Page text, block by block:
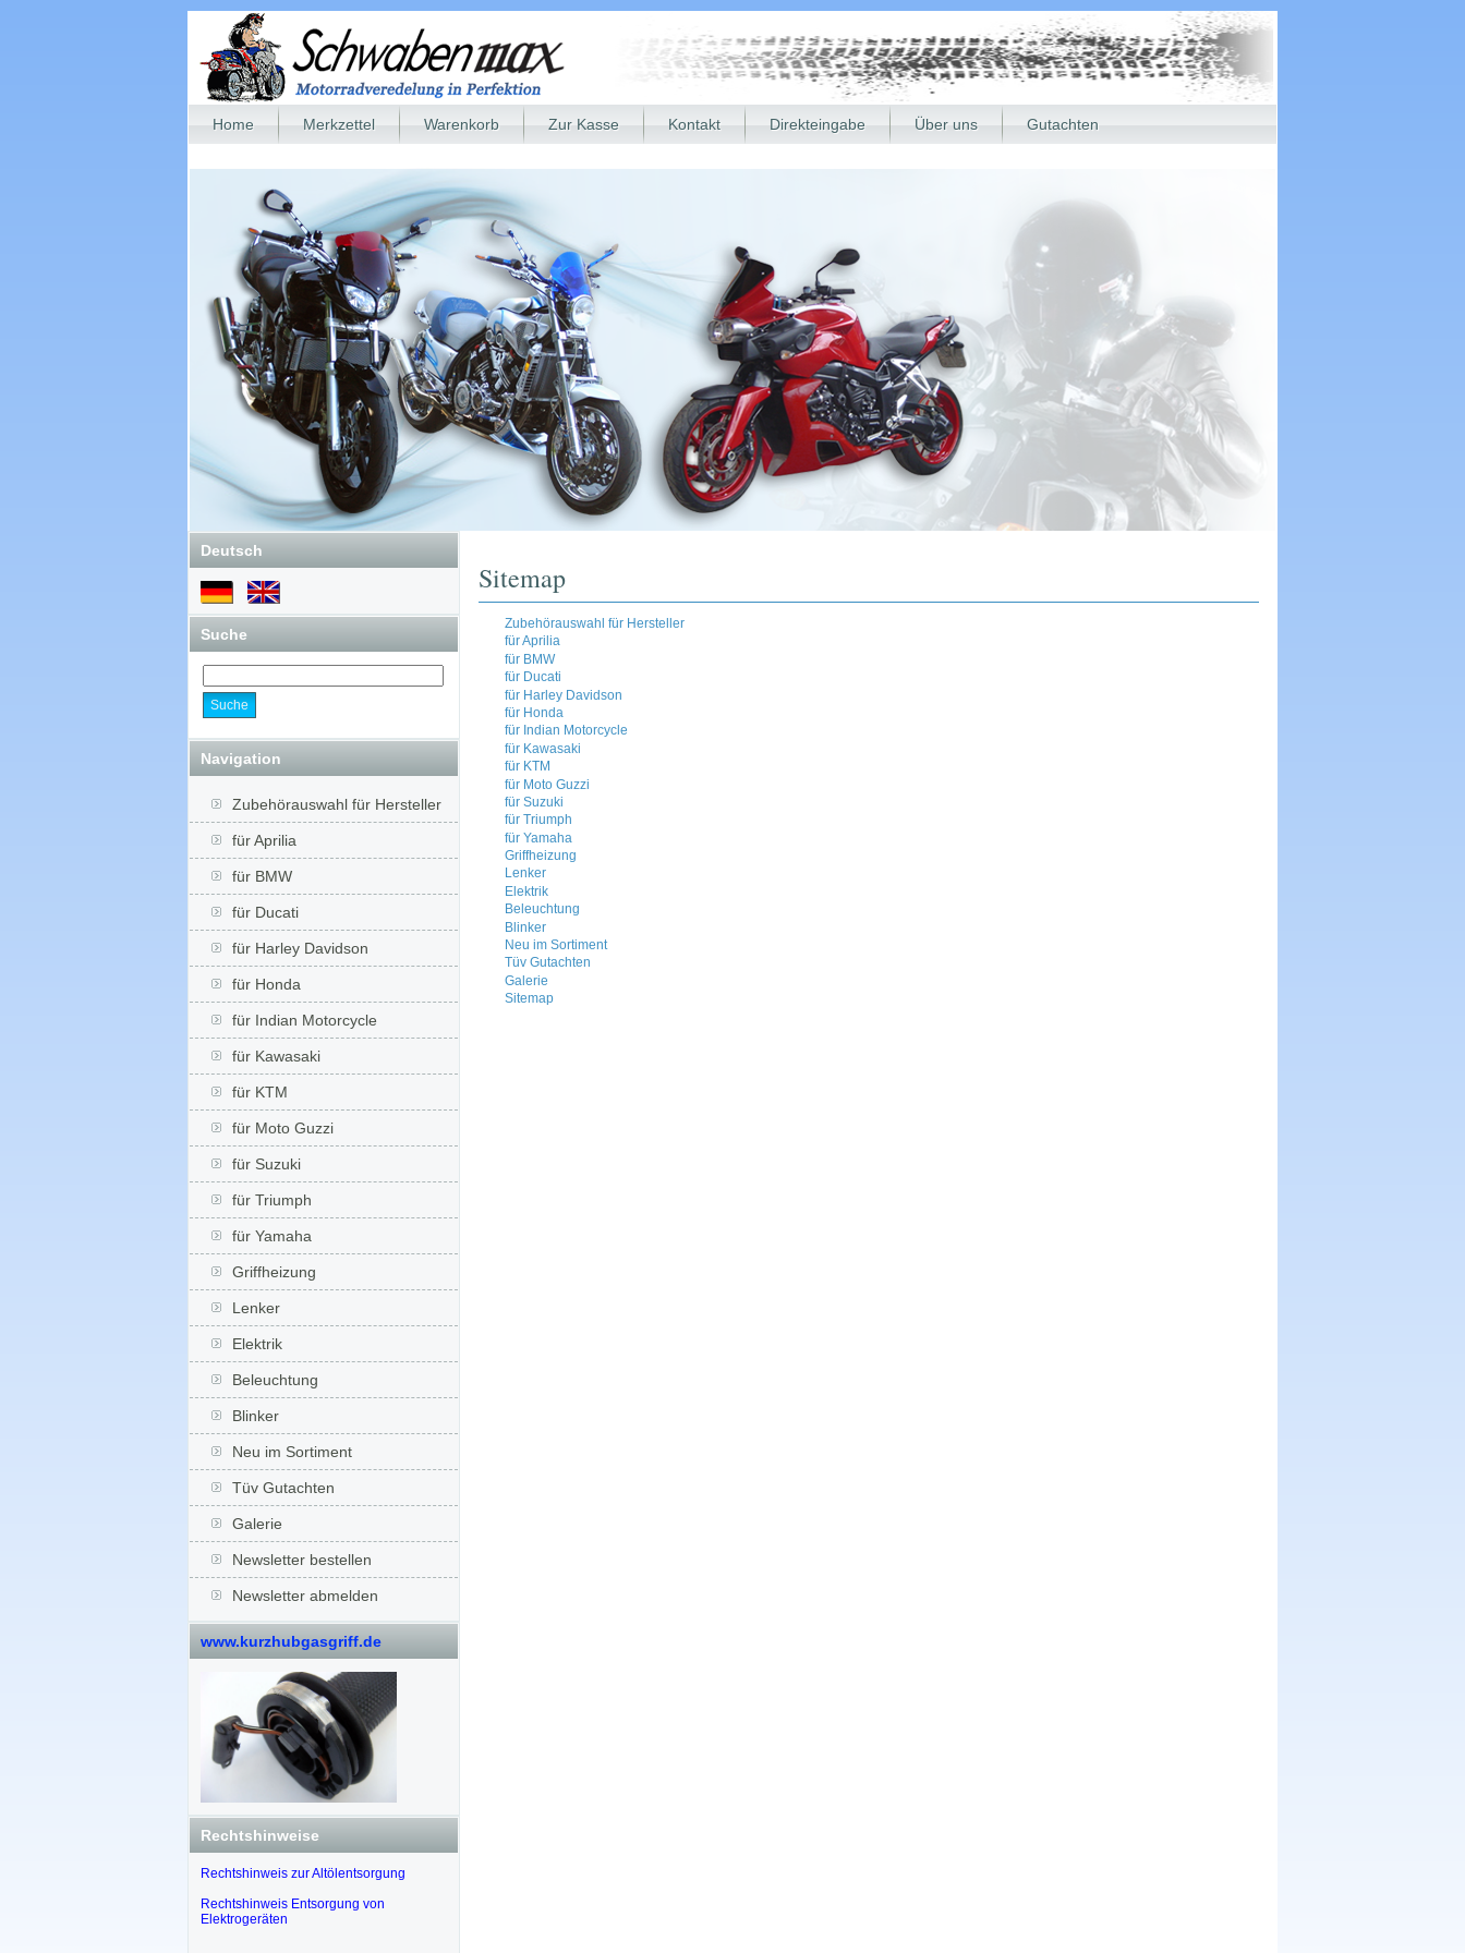
Home Merkzettel Warenkorb Zur Kasse Kontakt Direkteingabe Über uns Gutachten
Deutsch
Suche
Navigation
Zubehörauswahl für Hersteller
für Aprilia
für BMW
für Ducati
für Harley Davidson
für Honda
für Indian Motorcycle
für Kawasaki
für KTM
für Moto Guzzi
für Suzuki
für Triumph
für Yamaha
Griffheizung
Lenker
Elektrik
Beleuchtung
Blinker
Neu im Sortiment
Tüv Gutachten
Galerie
Newsletter bestellen
Newsletter abmelden
www.kurzhubgasgriff.de
Rechtshinweise
Rechtshinweis zur Altölentsorgung
Rechtshinweis Entsorgung von
Elektrogeräten
Sitemap
Zubehörauswahl für Hersteller
für Aprilia
für BMW
für Ducati
für Harley Davidson
für Honda
für Indian Motorcycle
für Kawasaki
für KTM
für Moto Guzzi
für Suzuki
für Triumph
für Yamaha
Griffheizung
Lenker
Elektrik
Beleuchtung
Blinker
Neu im Sortiment
Tüv Gutachten
Galerie
Sitemap